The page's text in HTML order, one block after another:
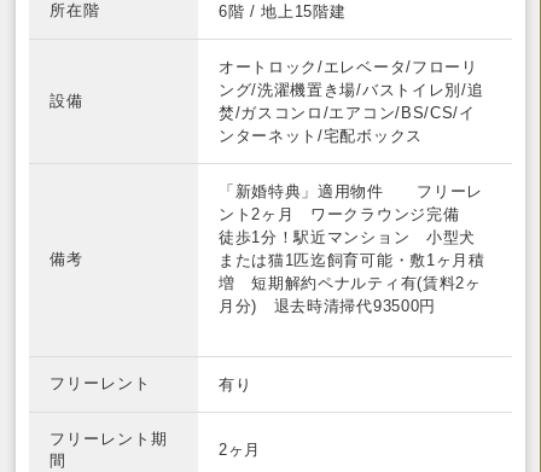
所在階 6階 / 地上15階建
設備
オートロック/エレベータ/フローリ
ング/洗濯機置き場/バストイレ別/追
焚/ガスコンロ/エアコン/BS/CS/イ
ンターネット/宅配ボックス
備考
「新婚特典」適用物件 フリーレ
ント2ヶ月 ワークラウンジ完備
徒歩1分！駅近マンション 小型犬
または猫1匹迄飼育可能・敷1ヶ月積
増 短期解約ペナルティ有(賃料2ヶ
月分) 退去時清掃代93500円
フリーレント 有り
フリーレント期
間
2ヶ月